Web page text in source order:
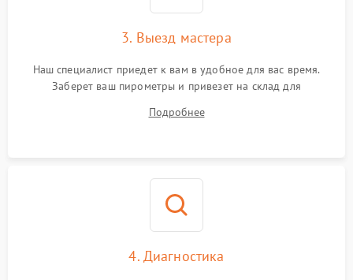
3. Выезд мастера
Наш специалист приедет к вам в удобное для вас время.
Заберет ваш пирометры и привезет на склад для
Подробнее
4. Диагностика